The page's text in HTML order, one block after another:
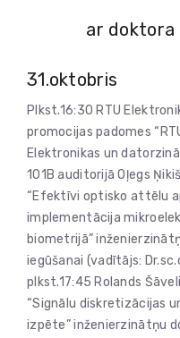
ar doktora
31.oktobris
Plkst.16:30 RTU
promocijas padomes
Elektronikas un
101B auditorijā Oļegs
“Efektīvi optisko attēlu
implementācija
biometrijā”
iegūšanai (vadītājs:
plkst.17:45 Rolands
“Signālu diskretizācijas
izpēte” inženierzinātņu